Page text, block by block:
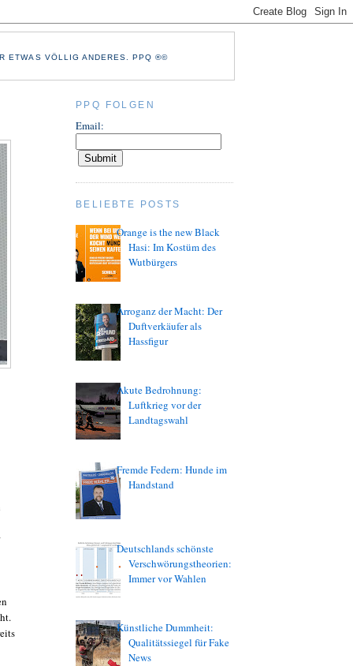
ETWAS VÖLLIG ANDERES. PPQ ®©
PPQ FOLGEN
Email:
BELIEBTE POSTS
Orange is the new Black
Hasi: Im Kostüm des
Wutbürgers
Arroganz der Macht: Der
Duftverkäufer als
Hassfigur
Akute Bedrohnung:
Luftkrieg vor der
Landtagswahl
Fremde Federn: Hunde im
Handstand
Deutschlands schönste
Verschwörungstheorien:
Immer vor Wahlen
Künstliche Dummheit:
Qualitätssiegel für Fake
News